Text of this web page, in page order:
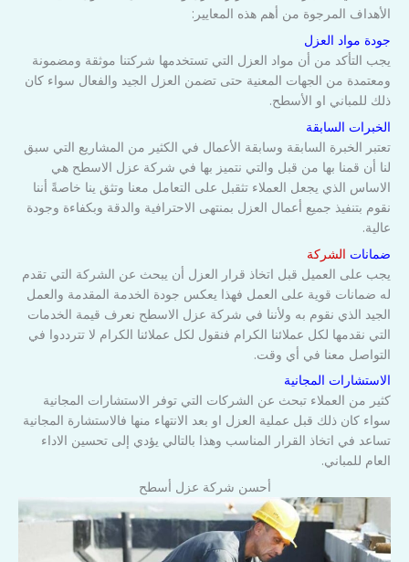
الأهداف المرجوة من أهم هذه المعايير:
جودة مواد العزل
يجب التأكد من أن مواد العزل التي تستخدمها شركتنا موثقة ومضمونة
ومعتمدة من الجهات المعنية حتى تضمن العزل الجيد والفعال سواء كان
ذلك للمباني او الأسطح.
الخبرات السابقة
تعتبر الخبرة السابقة وسابقة الأعمال في الكثير من المشاريع التي سبق
لنا أن قمنا بها من قبل والتي نتميز بها في شركة عزل الاسطح هي
الاساس الذي يجعل العملاء تثقبل على التعامل معنا وتثق ينا خاصةً أننا
نقوم بتنفيذ جميع أعمال العزل بمنتهى الاحترافية والدقة وبكفاءة وجودة
عالية.
ضمانات الشركة
يجب على العميل قبل اتخاذ قرار العزل أن يبحث عن الشركة التي تقدم
له ضمانات قوية على العمل فهذا يعكس جودة الخدمة المقدمة والعمل
الجيد الذي نقوم به ولأننا في شركة عزل الاسطح نعرف قيمة الخدمات
التي نقدمها لكل عملائنا الكرام فنقول لكل عملائنا الكرام لا تترددوا في
التواصل معنا في أي وقت.
الاستشارات المجانية
كثير من العملاء تبحث عن الشركات التي توفر الاستشارات المجانية
سواء كان ذلك قبل عملية العزل او بعد الانتهاء منها فالاستشارة المجانية
تساعد في اتخاذ القرار المناسب وهذا بالتالي يؤدي إلى تحسين الاداء
العام للمباني.
أحسن شركة عزل أسطح